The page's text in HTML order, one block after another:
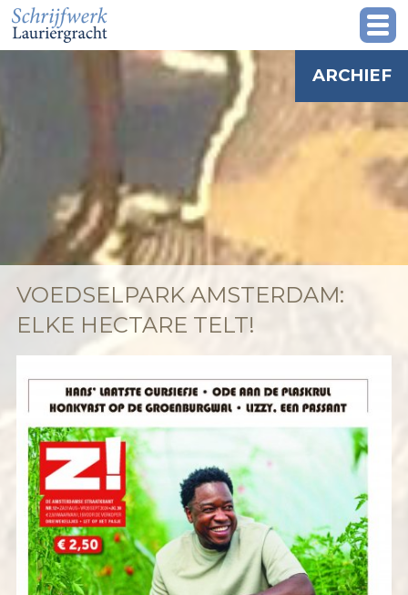
ARCHIEF
VOEDSELPARK AMSTERDAM:
ELKE HECTARE TELT!